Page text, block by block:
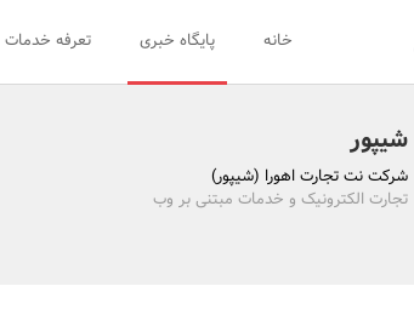
رسمی
اخبار
تایید
خانه پایگاه خبری تعرفه خدمات
شیپور
شرکت نت تجارت اهورا (شیپور)
تجارت الکترونیک و خدمات مبتنی بر وب